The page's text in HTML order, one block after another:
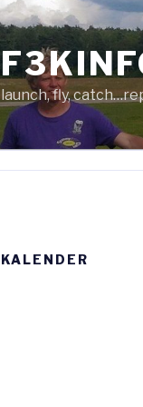
launch, fly,
KALENDER